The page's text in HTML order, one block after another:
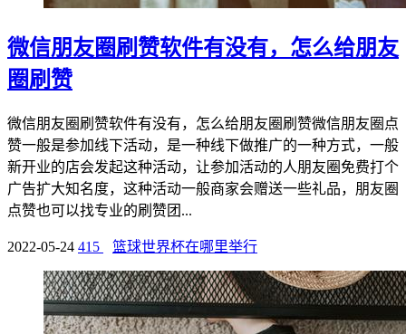
微信朋友圈刷赞软件有没有，怎么给朋友
圈刷赞
微信朋友圈刷赞软件有没有，怎么给朋友圈刷赞微信朋友圈点
赞一般是参加线下活动，是一种线下做推广的一种方式，一般
新开业的店会发起这种活动，让参加活动的人朋友圈免费打个
广告扩大知名度，这种活动一般商家会赠送一些礼品，朋友圈
点赞也可以找专业的刷赞团...
2022-05-24 415 篮球世界杯在哪里举行